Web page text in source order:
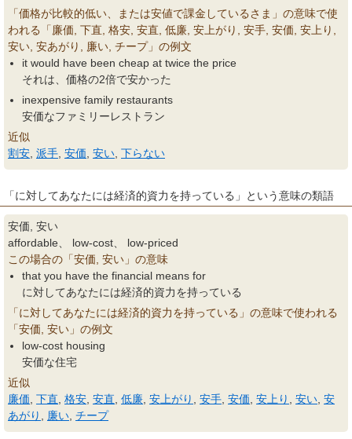
「価格が比較的低い、または安値で課金しているさま」の意味で使
われる「廉価, 下直, 格安, 安直, 低廉, 安上がり, 安手, 安価, 安上り,
安い, 安あがり, 廉い, チープ」の例文
it would have been cheap at twice the price
それは、価格の2倍で安かった
inexpensive family restaurants
安価なファミリーレストラン
近似
割安 派手 安価 安い 下らない
「に対してあなたには経済的資力を持っている」という意味の類語
安価, 安い
affordable、 low-cost、 low-priced
この場合の「安価, 安い」の意味
that you have the financial means for
に対してあなたには経済的資力を持っている
「に対してあなたには経済的資力を持っている」の意味で使われる
「安価, 安い」の例文
low-cost housing
安価な住宅
近似
廉価 下直 格安 安直 低廉 安上がり 安手 安価 安上り 安い 安
あがり
廉い チープ